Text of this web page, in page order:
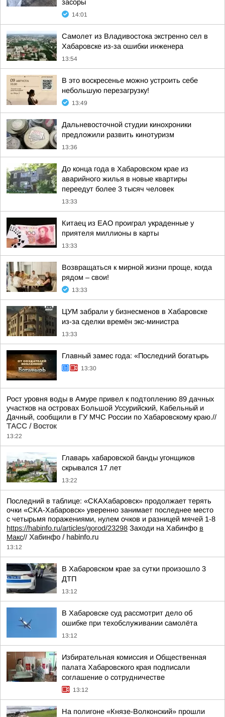
засоры
14:01
Самолет из Владивостока экстренно сел в
Хабаровске из-за ошибки инженера
13:54
В это воскресенье можно устроить себе
небольшую перезагрузку!
13:49
Дальневосточной студии кинохроники
предложили развить кинотуризм
13:36
До конца года в Хабаровском крае из
аварийного жилья в новые квартиры
переедут более 3 тысяч человек
13:33
Китаец из ЕАО проиграл украденные у
приятеля миллионы в карты
13:33
Возвращаться к мирной жизни проще, когда
рядом – свои!
13:33
ЦУМ забрали у бизнесменов в Хабаровске
из-за сделки времён экс-министра
13:33
Главный замес года: «Последний богатырь
13:30
Рост уровня воды в Амуре привел к подтоплению 89 дачных
участков на островах Большой Уссурийский, Кабельный и
Дачный, сообщили в ГУ МЧС России по Хабаровскому краю.//
ТАСС / Восток
13:22
Главарь хабаровской банды угонщиков
скрывался 17 лет
13:22
Последний в таблице: «СКАХабаровск» продолжает терять
очки «СКА-Хабаровск» уверенно занимает последнее место
с четырьмя поражениями, нулем очков и разницей мячей 1-8
https://habinfo.ru/articles/gorod/23298 Заходи на Хабинфо в
Макс// Хабинфо / habinfo.ru
13:12
В Хабаровском крае за сутки произошло 3
ДТП
13:12
В Хабаровске суд рассмотрит дело об
ошибке при техобслуживании самолёта
13:12
Избирательная комиссия и Общественная
палата Хабаровского края подписали
соглашение о сотрудничестве
13:12
На полигоне «Князе-Волконский» прошли